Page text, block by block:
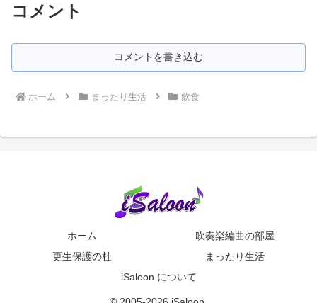
コメント
コメントを書き込む
ホーム まったり生活 飲食
ホーム
吹奏楽編曲の部屋
更生保護の杜
まったり生活
iSaloon について